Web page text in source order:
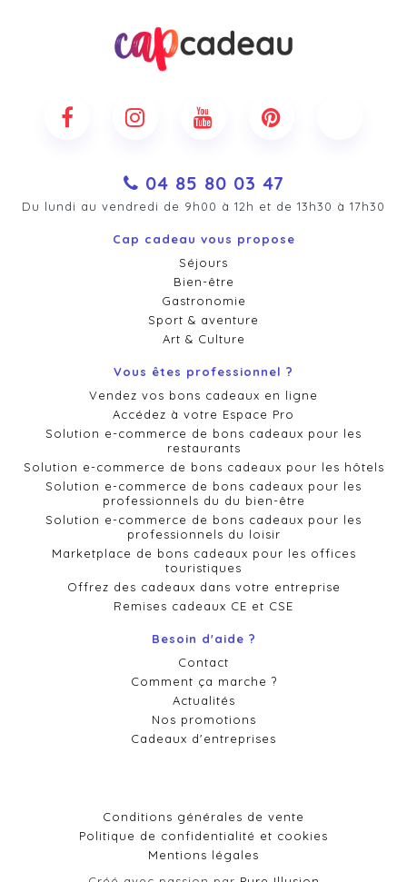
04 85 80 03 47
Du lundi au vendredi de 9h00 à 12h et de 13h30 à 17h30
Cap cadeau vous propose
Séjours
Bien-être
Gastronomie
Sport & aventure
Art & Culture
Vous êtes professionnel ?
Vendez vos bons cadeaux en ligne
Accédez à votre Espace Pro
Solution e-commerce de bons cadeaux pour les
restaurants
Solution e-commerce de bons cadeaux pour les hôtels
Solution e-commerce de bons cadeaux pour les
professionnels du du bien-être
Solution e-commerce de bons cadeaux pour les
professionnels du loisir
Marketplace de bons cadeaux pour les offices
touristiques
Offrez des cadeaux dans votre entreprise
Remises cadeaux CE et CSE
Besoin d'aide ?
Contact
Comment ça marche ?
Actualités
Nos promotions
Cadeaux d'entreprises
Conditions générales de vente
Politique de confidentialité et cookies
Mentions légales